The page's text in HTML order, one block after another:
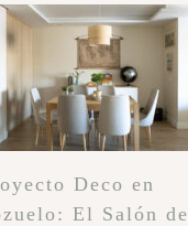
Deco en
El Salón de